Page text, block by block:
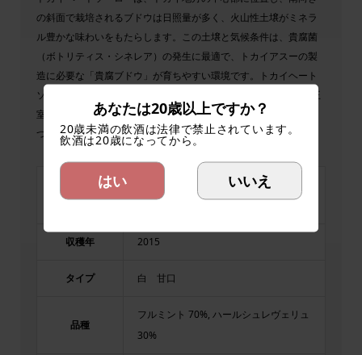
の斜面で栽培されるブドウは日照量が多く、火山性土壌がミネラ
ル豊かな味わいをもたらします。この土壌と気候条件は、貴腐菌
（ボトリティス・シネレア）の発生に最適で、トカイアスーの製
造に必要な「貴腐ブドウ」が育ちやすい環境です。トカイヘート
ソーローの歴史は長く1502年に創設され、歴史的にハンガリー王
室や貴族に愛されてきたワイン生産地です。近年は、伝統を守り
つつ、最新の技術も取り入れたワイン作りを行っています。
収穫年 2015
タイプ 白 甘口
品種
フルミント 70%, ハールシュレヴェリュ
30%
あなたは20歳以上ですか？
20歳未満の飲酒は法律で禁止されています。
飲酒は20歳になってから。
はい いいえ